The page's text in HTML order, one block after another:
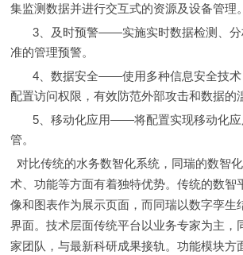
集监测数据并进行交互式的资源及设备管理。
3、及时预警——实施实时数据检测、分
准的管理预警。
4、数据安全——使用多种信息安全技术
配置访问权限，有效防范外部攻击和数据的
5、移动化应用——将配置实现移动化应
管。
对比传统的水务数智化系统，同瑞的数智
术、功能等方面有着独特优势。传统的数智
像和图表作为展示页面，而同瑞以数字孪生
界面。技术层面传统平台以业务专家为主，
家团队，与最新科研成果接轨。功能模块方